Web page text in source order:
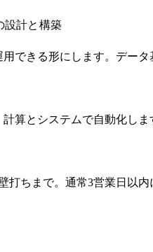
設計と構築
できる形にします。データ
算とシステムで自動化し
打ちまで。通常3営業日以内